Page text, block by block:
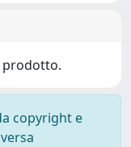
prodotto.
copyright e